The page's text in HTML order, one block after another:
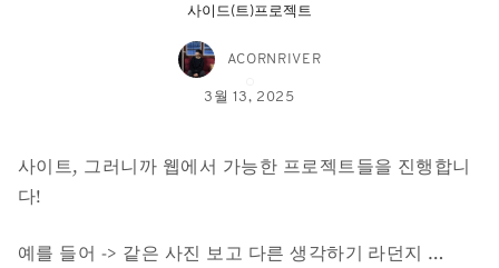
사이드(트)프로젝트
ACORNRIVER
3월 13, 2025
사이트, 그러니까 웹에서 가능한 프로젝트들을 진행합니
다!
예를 들어 -> 같은 사진 보고 다른 생각하기 라던지 …